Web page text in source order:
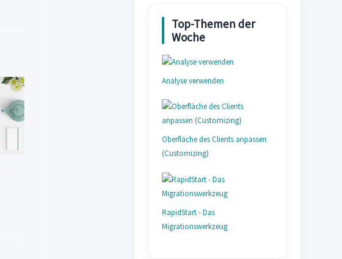
Analyse verwenden
Oberfläche des Clients anpassen
(Customizing)
RapidStart - Das
Migrationswerkzeug